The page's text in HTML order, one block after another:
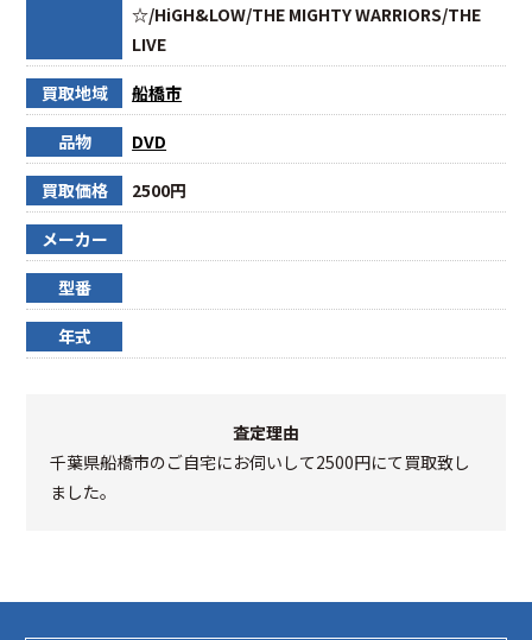
☆/HiGH&LOW/THE MIGHTY WARRIORS/THE
LIVE
買取地域 船橋市
品物 DVD
買取価格 2500円
メーカー
型番
年式
査定理由
千葉県船橋市のご自宅にお伺いして2500円にて買取致し
ました。